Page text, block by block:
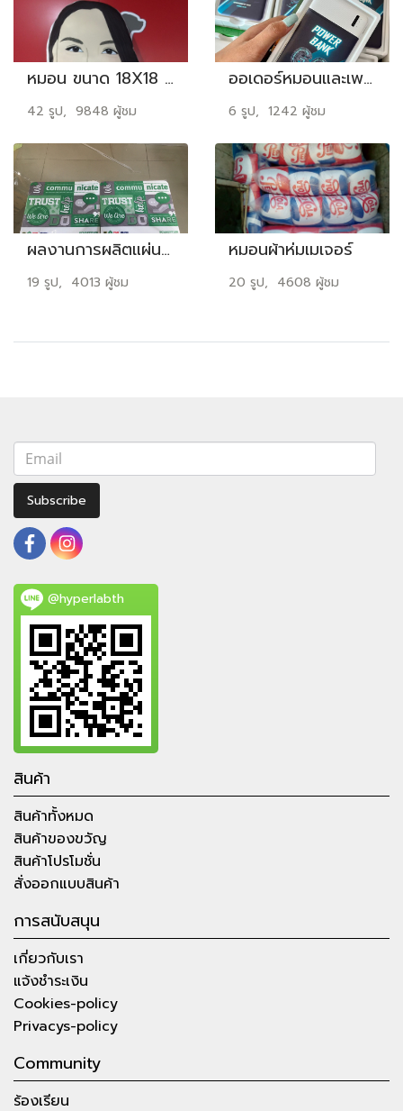
หมอน ขนาด 18X18 นิ้ว [500 บาท]
42 รูป, 9848 ผู้ชม
ออเดอร์หมอนและเพาเวอร์แบงค์ By GG GENY
6 รูป, 1242 ผู้ชม
ผลงานการผลิตแผ่นรองเมาส์
19 รูป, 4013 ผู้ชม
หมอนผ้าห่มเมเจอร์
20 รูป, 4608 ผู้ชม
Subscribe
@hyperlabth
สินค้า
สินค้าทั้งหมด
สินค้าของขวัญ
สินค้าโปรโมชั่น
สั่งออกแบบสินค้า
การสนับสนุน
เกี่ยวกับเรา
แจ้งชำระเงิน
Cookies-policy
Privacys-policy
Community
ร้องเรียน